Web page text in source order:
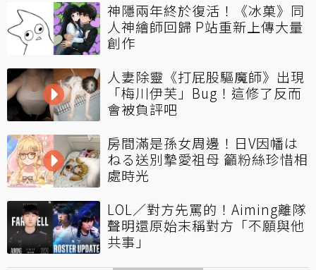
神隱兩年終於復活！《冰菓》同
人神繪師回歸 P站重新上傳大量
創作
人妻除靈《打屁股驅魔師》出現
「梅川伊芙」Bug！這修了反而
會被負評吧
房間滿是孫女周邊！日V因幡は
ねる送別摯愛祖母 籲粉絲珍惜相
處時光
LOL／對方先罵的！Aiming離隊
聲明還原始末稱對方「不願與他
共事」